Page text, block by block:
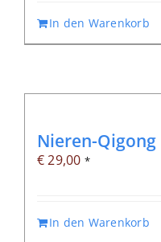
In den Warenkorb
Nieren-Qigong
€29,00 *
In den Warenkorb